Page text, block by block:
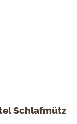
Schlafmütz